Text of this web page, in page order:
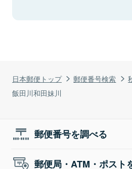
日本郵便トップ 郵便番号検索
飯田川和田妹川
郵便番号を調べる
郵便局・ATM・ポスト